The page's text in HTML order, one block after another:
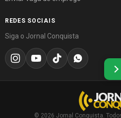
REDES SOCIAIS
Siga o Jornal Conquista
© 2026 Jornal Conquista.